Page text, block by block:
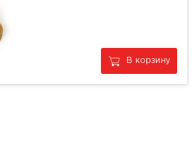
В корзину